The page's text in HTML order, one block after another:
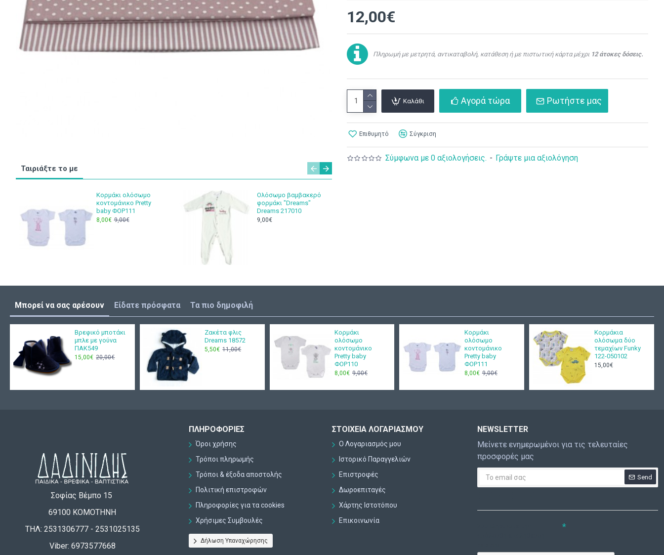
Ταιριάξτε το με
Κορμάκι ολόσωμο
κοντομάνικο Pretty
baby ΦΟΡ111
8,00€ 9,00€
Ολόσωμο βαμβακερό
φορμάκι "Dreams"
Dreams 217010
9,00€
Σύμφωνα με 0 αξιολογήσεις. - Γράψτε μια αξιολόγηση
12,00€
Καλάθι Αγορά τώρα Ρωτήστε μας
Επιθυμητό Σύγκριση
Πληρωμή με μετρητά, αντικαταβολή, κατάθεση ή με πιστωτική κάρτα μέχρι 12 άτοκες δόσεις.
Μπορεί να σας αρέσουν Είδατε πρόσφατα Τα πιο δημοφιλή
Βρεφικό μποτάκι
μπλε με γούνα
ΠΑΚ549
15,00€ 20,00€
Ζακέτα φλις
Dreams 18572
5,50€ 11,00€
Κορμάκι
ολόσωμο
κοντομάνικο
Pretty baby
ΦΟΡ110
8,00€ 9,00€
Κορμάκι
ολόσωμο
κοντομάνικο
Pretty baby
ΦΟΡ111
8,00€ 9,00€
Κορμάκια
ολόσωμα δύο
τεμαχίων Funky
122-050102
15,00€
Σοφίας Βέμπο 15
69100 ΚΟΜΟΤΗΝΗ
ΤΗΛ: 2531306777 - 2531025135
Viber: 6973577668
ΠΛΗΡΟΦΟΡΊΕΣ
Όροι χρήσης
Τρόποι πληρωμής
Τρόποι & έξοδα αποστολής
Πολιτική επιστροφών
Πληροφορίες για τα cookies
Χρήσιμες Συμβουλές
Δήλωση Υπαναχώρησης
ΣΤΟΙΧΕΊΑ ΛΟΓΑΡΙΑΣΜΟΎ
Ο Λογαριασμός μου
Ιστορικό Παραγγελιών
Επιστροφές
Δωροεπιταγές
Χάρτης Ιστοτόπου
Επικοινωνία
NEWSLETTER
Μείνετε ενημερωμένοι για τις τελευταίες
προσφορές μας
Send